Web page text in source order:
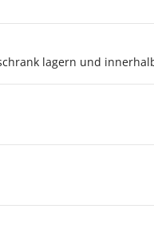
lagern und